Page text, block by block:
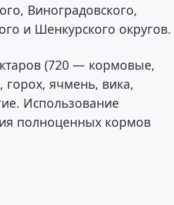
Виноградовского,
и Шенкурского округов.
(720 — кормовые,
горох, ячмень, вика,
Использование
полноценных кормов